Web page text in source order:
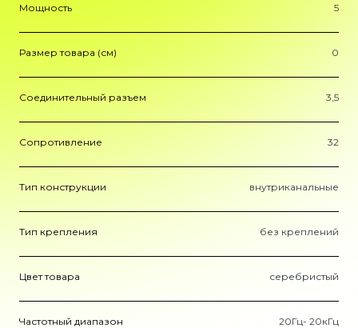
Мощность 5
Размер товара (см) 0
Соединительный разъем 3,5
Сопротивление 32
Тип конструкции внутриканальные
Тип крепления без креплений
Цвет товара серебристый
Частотный диапазон 20Гц- 20кГц